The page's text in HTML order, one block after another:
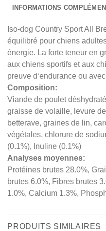
INFORMATIONS
Iso-dog Country Sport All
équilibré pour chiens
énergie. La forte teneur en
aux chiens sportifs et aux
preuve d‘endurance ou
Composition:
Viande de poulet
graisse de volaille, levure
betterave, graines de lin,
végétales, chlorure de
(0.1%), Inuline (0.1%)
Analyses moyennes:
Protéines brutes 28.0%,
brutes 6.0%, Fibres brutes
1.0%, Calcium 1.3%,
PRODUITS SIMILAIRES